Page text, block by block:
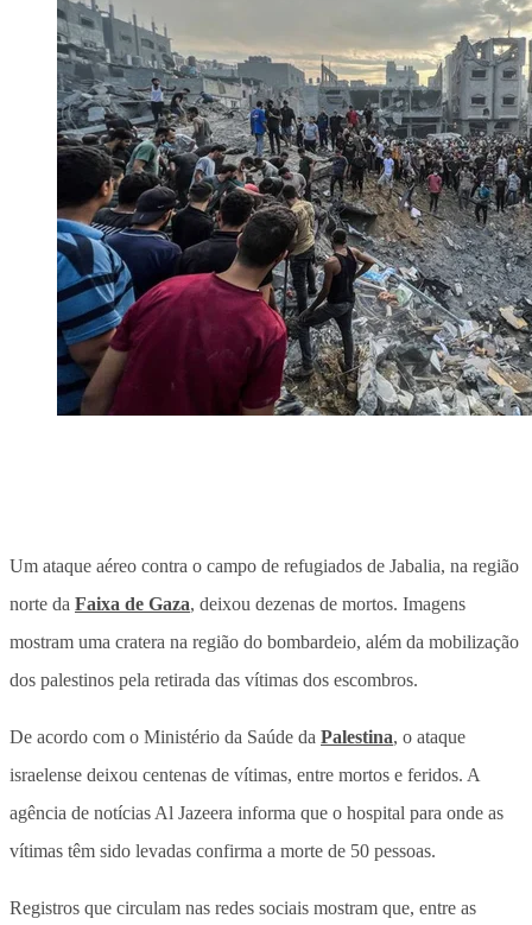
Um ataque aéreo contra o campo de refugiados de Jabalia, na região
norte da Faixa de Gaza, deixou dezenas de mortos. Imagens
mostram uma cratera na região do bombardeio, além da mobilização
dos palestinos pela retirada das vítimas dos escombros.
De acordo com o Ministério da Saúde da Palestina, o ataque
israelense deixou centenas de vítimas, entre mortos e feridos. A
agência de notícias Al Jazeera informa que o hospital para onde as
vítimas têm sido levadas confirma a morte de 50 pessoas.
Registros que circulam nas redes sociais mostram que, entre as